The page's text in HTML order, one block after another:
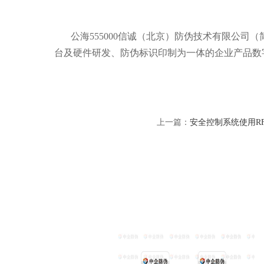
公海555000信诚（北京）防伪技术有限公司
台及硬件研发、防伪标识印制为一体的企业产品
上一篇： 安全控制系统使用